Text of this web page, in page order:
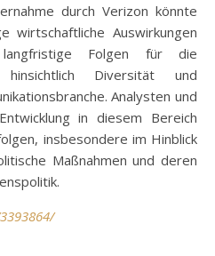
durch Verizon könnte
wirtschaftliche Auswirkungen
Folgen für die
hinsichtlich Diversität und
Analysten und
in diesem Bereich
insbesondere im Hinblick
Maßnahmen und deren